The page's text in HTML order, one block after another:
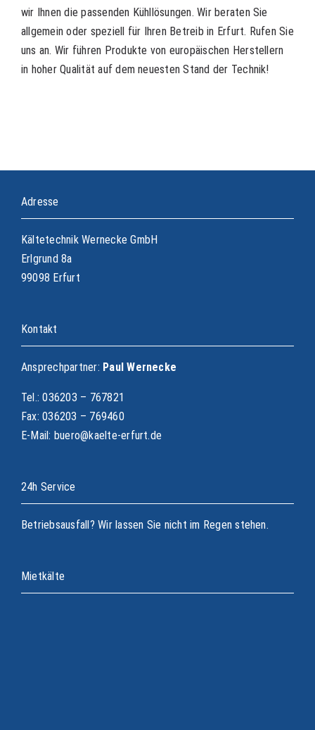
wir Ihnen die passenden Kühllösungen. Wir beraten Sie
allgemein oder speziell für Ihren Betreib in Erfurt. Rufen Sie
uns an. Wir führen Produkte von europäischen Herstellern
in hoher Qualität auf dem neuesten Stand der Technik!
Adresse
Kältetechnik Wernecke GmbH
Erlgrund 8a
99098 Erfurt
Kontakt
Ansprechpartner: Paul Wernecke
Tel.: 036203 – 767821
Fax: 036203 – 769460
E-Mail: buero@kaelte-erfurt.de
24h Service
Betriebsausfall? Wir lassen Sie nicht im Regen stehen.
Mietkälte